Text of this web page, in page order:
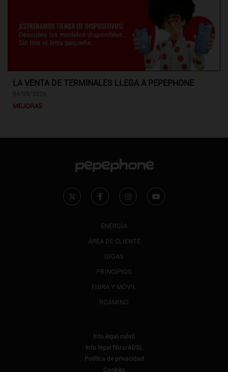
LA VENTA DE TERMINALES LLEGA A PEPEPHONE
MEJORAS
ENERGÍA
ÁREA DE CLIENTE
GIGAS
PRINCIPIOS
FIBRA Y MÓVIL
ROAMING
Info legal móvil
Info legal fibra/ADSL
Política de privacidad
Cookies